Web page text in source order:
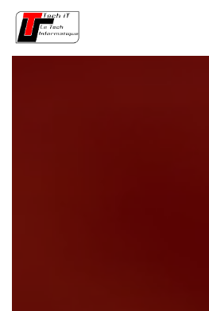
Panneau de gestion des cookies